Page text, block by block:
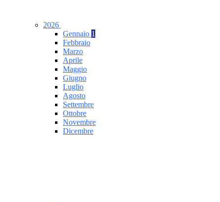
2026
Gennaio 1
Febbraio
Marzo
Aprile
Maggio
Giugno
Luglio
Agosto
Settembre
Ottobre
Novembre
Dicembre